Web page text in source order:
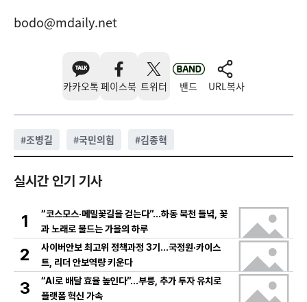
bodo@mdaily.net
카카오톡 페이스북 트위터 밴드 URL복사
#조병길 #국민의힘 #김종혁
실시간 인기 기사
1
“코스모스·메밀꽃길을 걷는다”…하동 북천 들녘, 꽃
과 노래로 물드는 가을의 하루
2
사이버안보 최고위 정책과정 3기…국정원·카이스
트, 리더 안보역량 키운다
3
“AI로 배달 효율 높인다”…부릉, 추가 투자 유치로
플랫폼 혁신 가속